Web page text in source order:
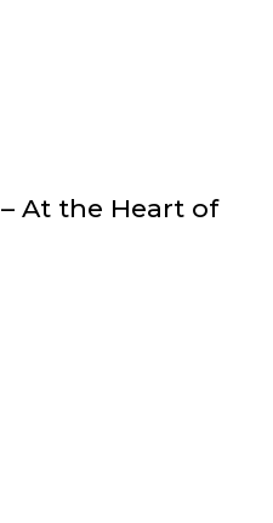
At the Heart of